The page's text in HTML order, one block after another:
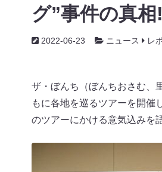
グ”事件の真
2022-06-23 ニュース レ
ザ・ぼんち（ぼんちおさむ、
もに各地を巡るツアーを開
のツアーにかける意気込みを